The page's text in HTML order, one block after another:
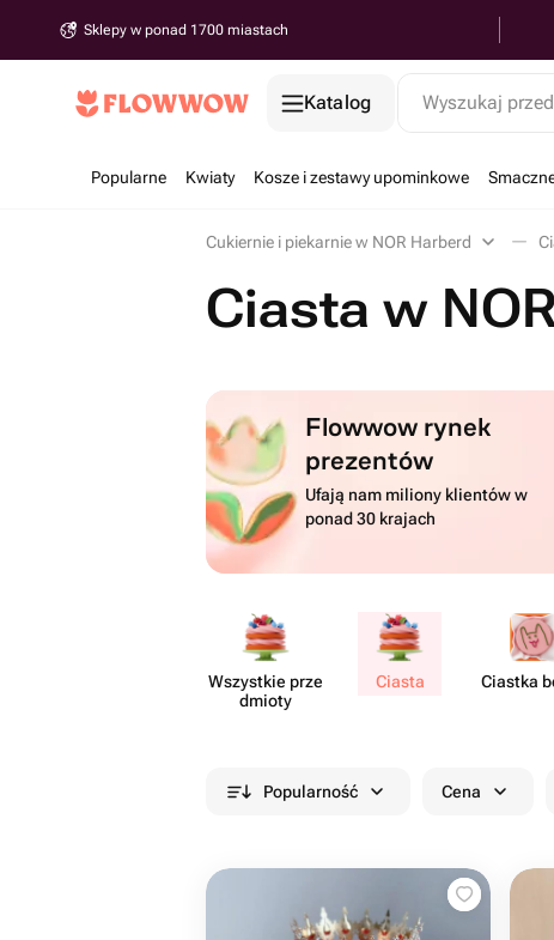
Sklepy w ponad 1700 miastach
Katalog Wyszukaj
Popularne Kwiaty Kosze i zestawy upominkowe
Cukiernie i piekarnie w NOR Harberd
Ciasta w
Flowwow rynek
prezentów
Ufają nam miliony klientów w
ponad 30 krajach
Wszystkie prze​
dmioty
Ciasta Ciastka
Popularność Cena